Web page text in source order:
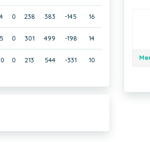
4 0 238 383 -145 16
5 0 301 499 -198 14
0 213 544 -331 10